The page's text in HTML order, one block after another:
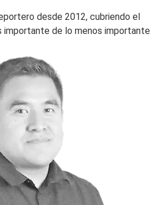
desde 2012, cubriendo el
importante de lo menos importante